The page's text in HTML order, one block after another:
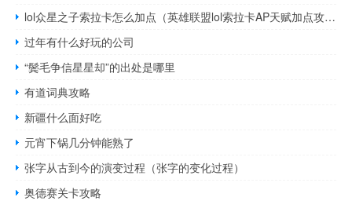
lol众星之子索拉卡怎么加点（英雄联盟lol索拉卡AP天赋加点攻略）
过年有什么好玩的公司
“鬓毛争信星星却”的出处是哪里
有道词典攻略
新疆什么面好吃
元宵下锅几分钟能熟了
张字从古到今的演变过程（张字的变化过程）
奥德赛关卡攻略